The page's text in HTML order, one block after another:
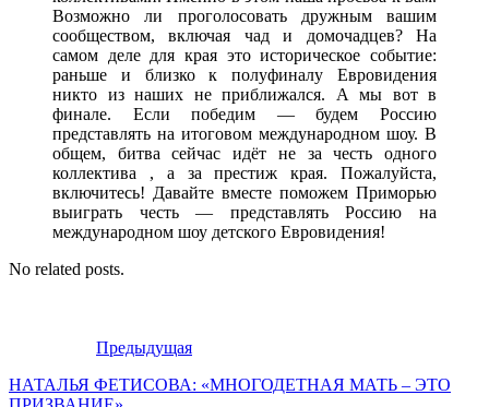
Возможно ли проголосовать дружным вашим
сообществом, включая чад и домочадцев? На
самом деле для края это историческое событие:
раньше и близко к полуфиналу Евровидения
никто из наших не приближался. А мы вот в
финале. Если победим — будем Россию
представлять на итоговом международном шоу. В
общем, битва сейчас идёт не за честь одного
коллектива , а за престиж края. Пожалуйста,
включитесь! Давайте вместе поможем Приморью
выиграть честь — представлять Россию на
международном шоу детского Евровидения!
No related posts.
Предыдущая
НАТАЛЬЯ ФЕТИСОВА: «МНОГОДЕТНАЯ МАТЬ – ЭТО